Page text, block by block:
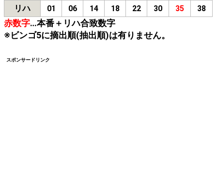
リハ 01 06 14 18 22 30 35 38
赤数字…本番＋リハ合致数字
※ビンゴ5に摘出順(抽出順)は有りません。
スポンサードリンク